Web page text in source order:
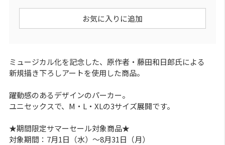
お気に入りに追加
ミュージカル化を記念した、原作者・藤田和日郎氏による
新規描き下ろしアートを使用した商品。
躍動感のあるデザインのパーカー。
ユニセックスで、M・L・XLの3サイズ展開です。
★期間限定サマーセール対象商品★
対象期間：7月1日（水）～8月31日（月）